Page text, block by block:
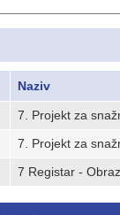
Naziv
7. Projekt za
7. Projekt za
7 Registar -